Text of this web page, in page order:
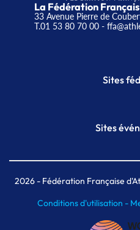
La Fédération
33 Avenue Pierre de
T.01 53 80 70 00-
Sites
Plateforme
Sites
Meeting de
MAIF
2026- Fédération Française
Conditions d'utilisation -